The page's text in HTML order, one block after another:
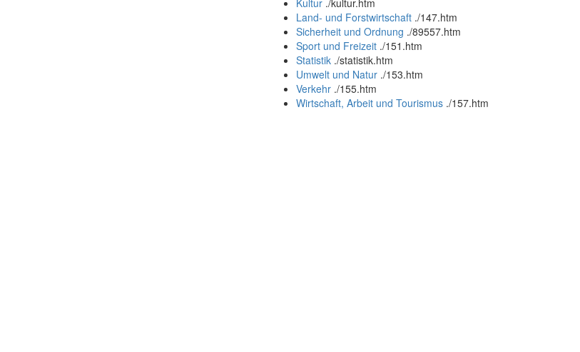
Kultur ./kultur.htm
Land- und Forstwirtschaft ./147.htm
Sicherheit und Ordnung ./89557.htm
Sport und Freizeit ./151.htm
Statistik ./statistik.htm
Umwelt und Natur ./153.htm
Verkehr ./155.htm
Wirtschaft, Arbeit und Tourismus ./157.htm